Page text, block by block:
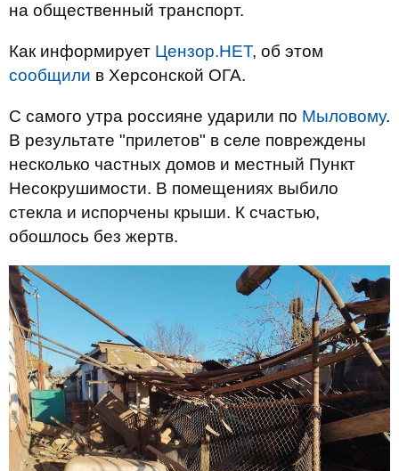
на общественный транспорт.
Как информирует Цензор.НЕТ, об этом
сообщили в Херсонской ОГА.
С самого утра россияне ударили по Мыловому.
В результате "прилетов" в селе повреждены
несколько частных домов и местный Пункт
Несокрушимости. В помещениях выбило
стекла и испорчены крыши. К счастью,
обошлось без жертв.